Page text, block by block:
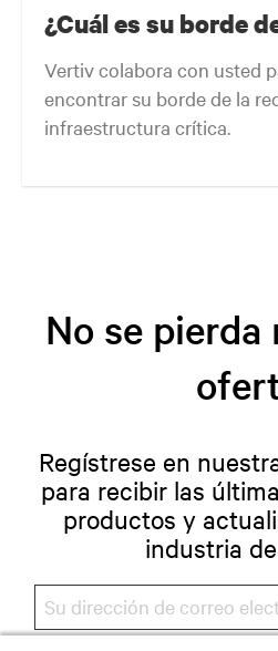
¿Cuál es su borde
Vertiv colabora con usted
encontrar su borde de la
infraestructura crítica.
No se pierda
Regístrese en
para recibir las
productos y
industria